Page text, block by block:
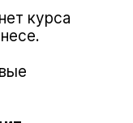
курса